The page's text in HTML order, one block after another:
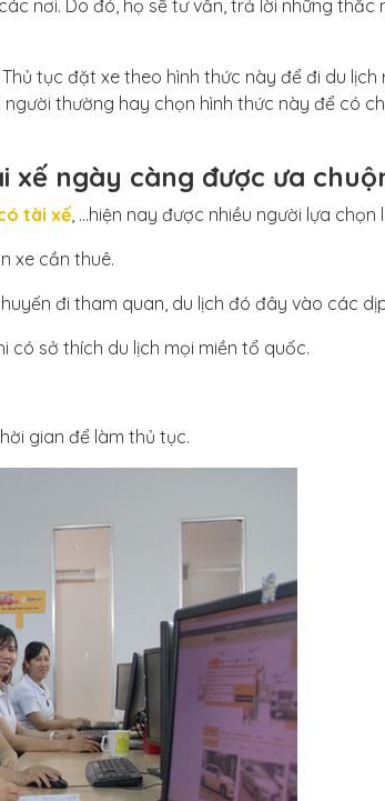
nơi. Do đó, họ sẽ tư vấn, trả lời những thắc
tục đặt xe theo hình thức này để đi du lịch
thường hay chọn hình thức này để có
ngày càng được ưa
tài xế, …hiện nay được nhiều người lựa chọn
xe cần thuê.
đi tham quan, du lịch đó đây vào các
có sở thích du lịch mọi miền tổ quốc.
gian để làm thủ tục.